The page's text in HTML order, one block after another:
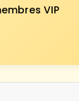
VIP